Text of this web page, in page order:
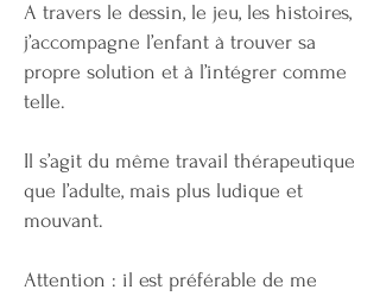
A travers le dessin, le jeu, les histoires,
j’accompagne l’enfant à trouver sa
propre solution et à l’intégrer comme
telle.
Il s’agit du même travail thérapeutique
que l’adulte, mais plus ludique et
mouvant.
Attention : il est préférable de me